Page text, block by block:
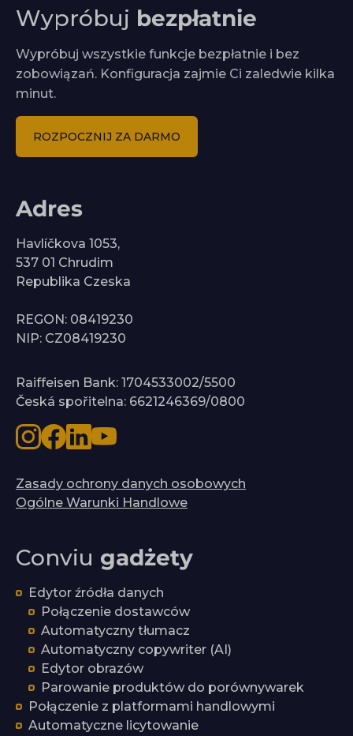
Wypróbuj bezpłatnie
Wypróbuj wszystkie funkcje bezpłatnie i bez
zobowiązań. Konfiguracja zajmie Ci zaledwie kilka
minut.
ROZPOCZNIJ ZA DARMO
Adres
Havlíčkova 1053,
537 01 Chrudim
Republika Czeska
REGON: 08419230
NIP: CZ08419230
Raiffeisen Bank: 1704533002/5500
Česká spořitelna: 6621246369/0800
Zasady ochrony danych osobowych
Ogólne Warunki Handlowe
Conviu gadżety
Edytor źródła danych
Połączenie dostawców
Automatyczny tłumacz
Automatyczny copywriter (AI)
Edytor obrazów
Parowanie produktów do porównywarek
Połączenie z platformami handlowymi
Automatyczne licytowanie